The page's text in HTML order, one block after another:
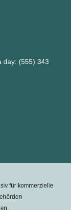
day: (555) 343
für kommerzielle